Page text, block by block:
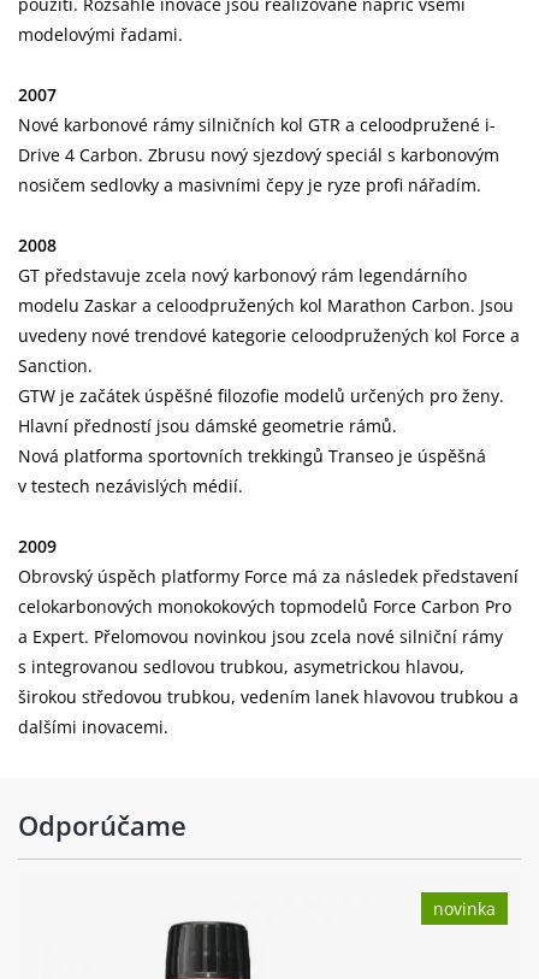
modelovými řadami.
2007
Nové karbonové rámy silničních kol GTR a celoodpružené i-
Drive 4 Carbon. Zbrusu nový sjezdový speciál s karbonovým
nosičem sedlovky a masivními čepy je ryze profi nářadím.
2008
GT představuje zcela nový karbonový rám legendárního
modelu Zaskar a celoodpružených kol Marathon Carbon. Jsou
uvedeny nové trendové kategorie celoodpružených kol Force a
Sanction.
GTW je začátek úspěšné filozofie modelů určených pro ženy.
Hlavní předností jsou dámské geometrie rámů.
Nová platforma sportovních trekkingů Transeo je úspěšná
v testech nezávislých médií.
2009
Obrovský úspěch platformy Force má za následek představení
celokarbonových monokokových topmodelů Force Carbon Pro
a Expert. Přelomovou novinkou jsou zcela nové silniční rámy
s integrovanou sedlovou trubkou, asymetrickou hlavou,
širokou středovou trubkou, vedením lanek hlavovou trubkou a
dalšími inovacemi.
Odporúčame
novinka